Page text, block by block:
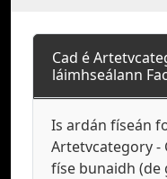
Cad é
láimhseálann
Is ardán físeán
Artetvcategory -
físe bunaidh (de